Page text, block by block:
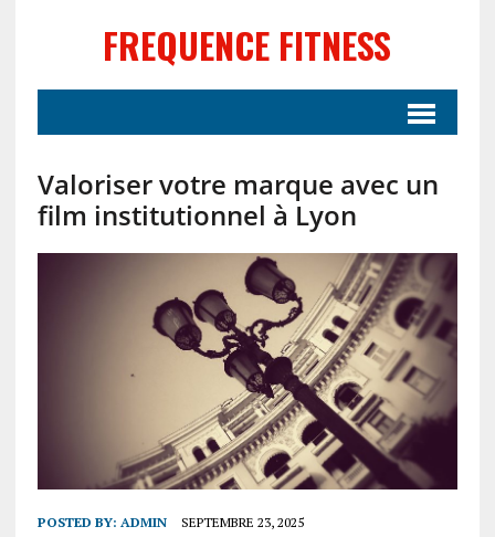
FREQUENCE FITNESS
Valoriser votre marque avec un
film institutionnel à Lyon
POSTED BY: ADMIN SEPTEMBRE 23, 2025